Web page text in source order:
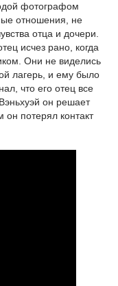
фотографом
отношения, не
отца и дочери.
исчез рано, когда
Они не виделись
лагерь, и ему было
что его отец все
он решает
он потерял контакт